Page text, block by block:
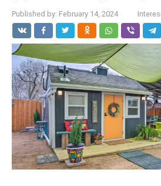
Published by: February 14, 2024